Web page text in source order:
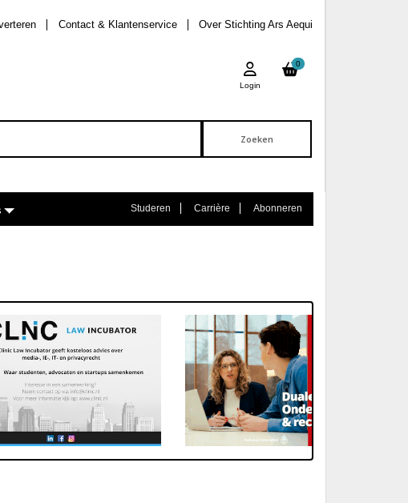
Over Stichting Ars Aequi
Contact & Klantenservice
0
Login
Studeren Carrière Abonneren